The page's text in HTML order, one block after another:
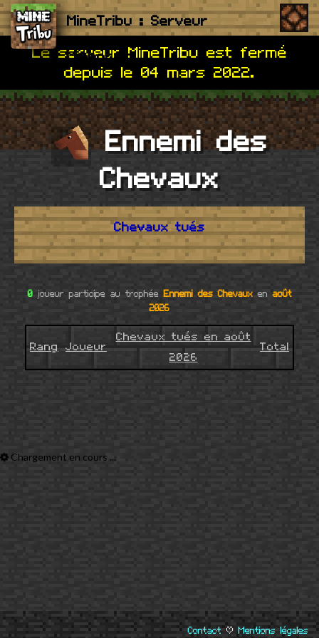
MineTribu : Serveur
Minecraft
Le serveur MineTribu est fermé
depuis le 04 mars 2022.
Ennemi des
Chevaux
Chevaux tués
0joueur participe au trophée Ennemi des Chevauxenaoût
2026
Rang Joueur
Chevaux tués en août
2026
Total
Chargement en cours ...
Contact| Mentions légales